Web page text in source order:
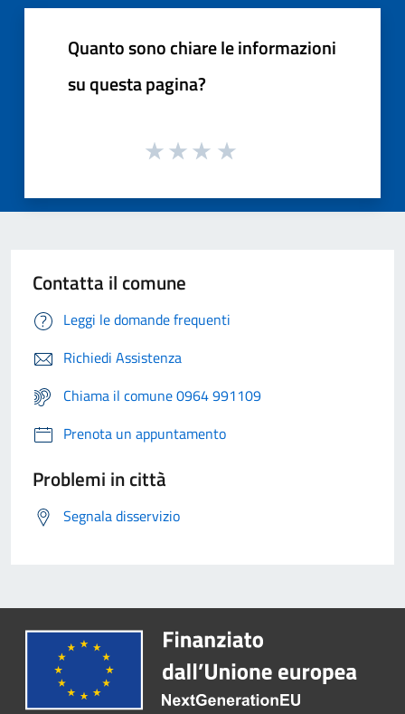
Quanto sono chiare le informazioni
su questa pagina?
Contatta il comune
Leggi le domande frequenti
Richiedi Assistenza
Chiama il comune 0964 991109
Prenota un appuntamento
Problemi in città
Segnala disservizio